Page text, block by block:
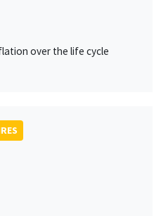
over the life cycle